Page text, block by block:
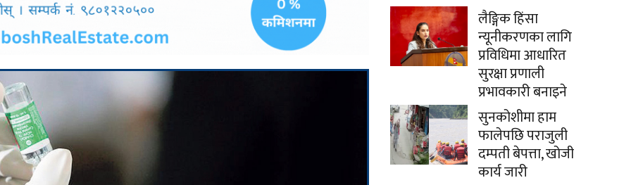
लैङ्गिक हिंसा
न्यूनीकरणका लागि
प्रविधिमा आधारित
सुरक्षा प्रणाली
प्रभावकारी बनाइने
सुनकोशीमा हाम
फालेपछि पराजुली
दम्पती बेपत्ता, खोजी
कार्य जारी